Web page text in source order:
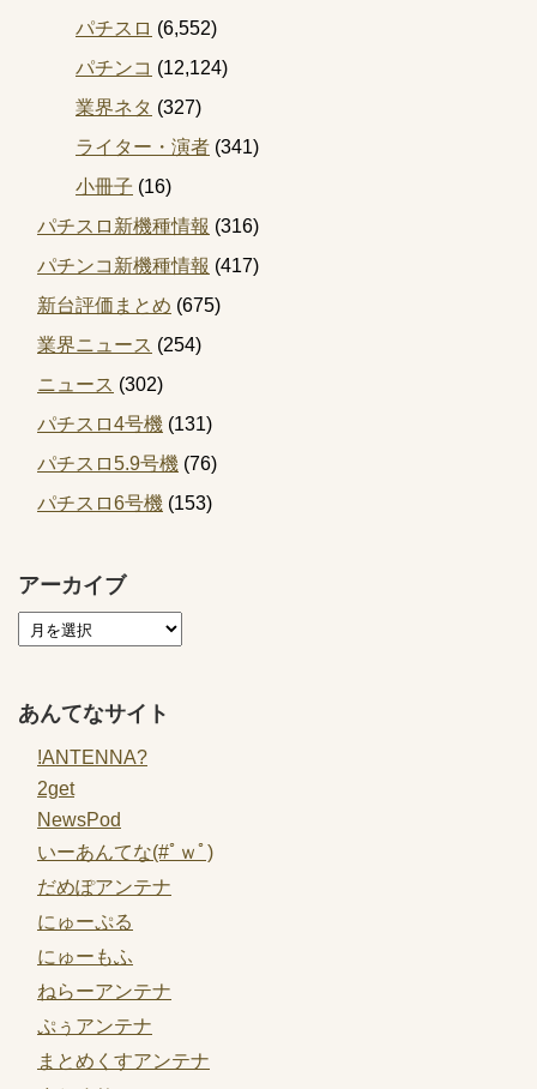
パチスロ (6,552)
パチンコ (12,124)
業界ネタ (327)
ライター・演者 (341)
小冊子 (16)
パチスロ新機種情報 (316)
パチンコ新機種情報 (417)
新台評価まとめ (675)
業界ニュース (254)
ニュース (302)
パチスロ4号機 (131)
パチスロ5.9号機 (76)
パチスロ6号機 (153)
アーカイブ
あんてなサイト
!ANTENNA?
2get
NewsPod
いーあんてな(#ﾟｗﾟ)
だめぽアンテナ
にゅーぷる
にゅーもふ
ねらーアンテナ
ぷぅアンテナ
まとめくすアンテナ